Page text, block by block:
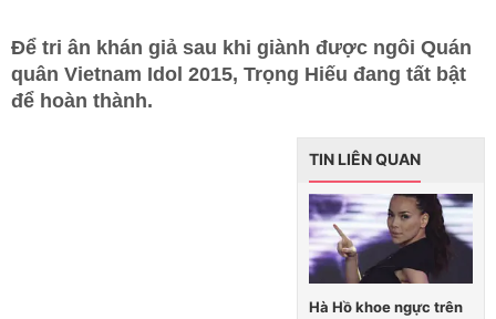
Để tri ân khán giả sau khi giành được ngôi Quán
quân Vietnam Idol 2015, Trọng Hiếu đang tất bật
để hoàn thành.
TIN LIÊN QUAN
Hà Hồ khoe ngực trên